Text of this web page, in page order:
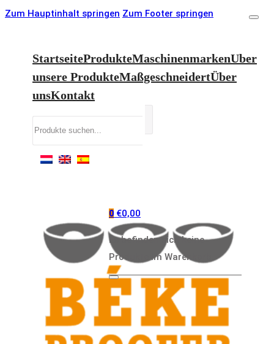
Zum Hauptinhalt springen Zum Footer springen
StartseiteProdukteMaschinenmarkenUber
unsere ProdukteMaßgeschneidertÜber
unsKontakt
0 €0,00
Es befinden sich keine
Produkte im Warenkorb.